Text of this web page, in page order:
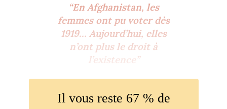
“En Afghanistan, les
femmes ont pu voter dès
1919… Aujourd’hui, elles
n’ont plus le droit à
l’existence”
Il vous reste 67 % de